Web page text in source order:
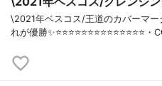
\2021年ベスコス/王道のカバーマー
れが優勝✨⭐️⭐️⭐️⭐️⭐️⭐️⭐️⭐️⭐️⭐️⭐️⭐️⭐️⭐️